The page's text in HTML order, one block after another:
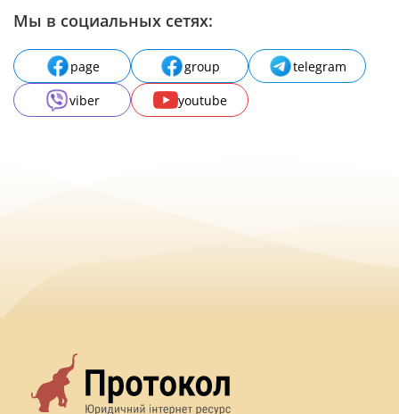
Мы в социальных сетях:
page group
telegram
viber
youtube